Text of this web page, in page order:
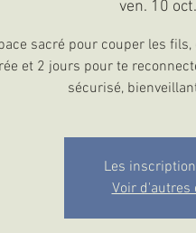
ven. 10 oct.
sacré pour couper les
et 2 jours pour te
sécurisé,
Les
Voir d'autres